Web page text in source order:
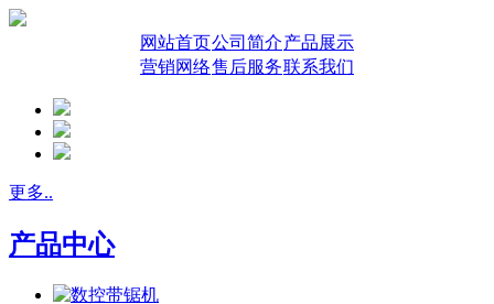
网站首页公司简介产品展示
营销网络售后服务联系我们
更多..
产品中心